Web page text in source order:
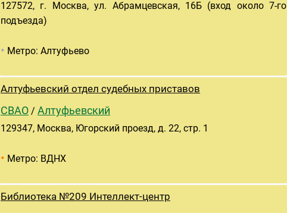
127572, г. Москва, ул. Абрамцевская, 16Б (вход около 7-го
подъезда)
• Метро: Алтуфьево
Алтуфьевский отдел судебных приставов
СВАО / Алтуфьевский
129347, Москва, Югорский проезд, д. 22, стр. 1
• Метро: ВДНХ
Библиотека №209 Интеллект-центр